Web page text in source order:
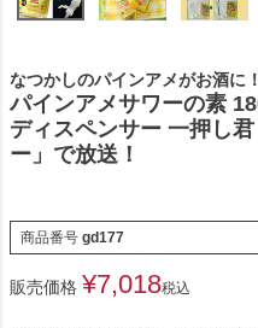
なつかしのパインアメがお酒に
パインアメサワーの素
ディスペンサー 一押し
ー」で放送！
商品番号 gd177
販売価格 ¥7,018税込